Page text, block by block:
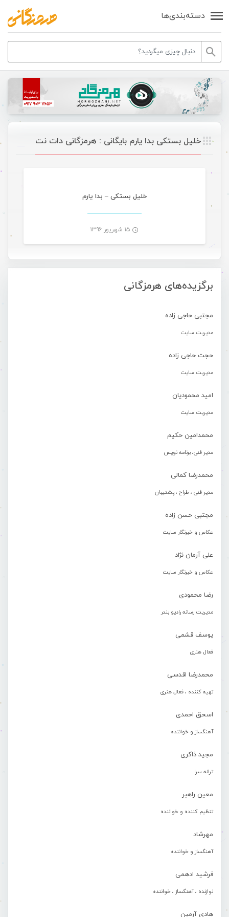
دسته‌بندی‌ها
برگزیده‌های هرمزگانی
مجتبی حاجی زاده
مدیریت سایت
حجت حاجی زاده
مدیریت سایت
امید محمودیان
مدیریت سایت
محمدامین حکیم
مدیر فنی، برنامه نویس
محمدرضا کمالی
مدیر فنی ، طراح ، پشتیبان
مجتبی حسن زاده
عکاس و خبرنگار سایت
علی آرمان نژاد
عکاس و خبرنگار سایت
رضا محمودی
مدیریت رسانه رادیو بندر
یوسف قشمی
فعال هنری
محمدرضا اقدسی
تهیه کننده ، فعال هنری
اسحق احمدی
آهنگساز و خواننده
مجید ذاکری
ترانه سرا
معین راهبر
تنظیم کننده و خواننده
مهرشاد
آهنگساز و خواننده
فرشید ادهمی
نوازنده ، آهنگساز ، خواننده
هادی آرمین
خلیل بستکی بدا یارم بایگانی : هرمزگانی دات نت
خلیل بستکی – بدا یارم
۱۵ شهریور ۱۳۹۶